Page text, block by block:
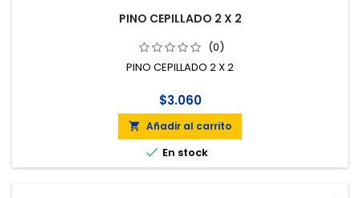
PINO CEPILLADO 2 X 2
(0)
PINO CEPILLADO 2 X 2
$3.060
 Añadir al carrito
 En stock